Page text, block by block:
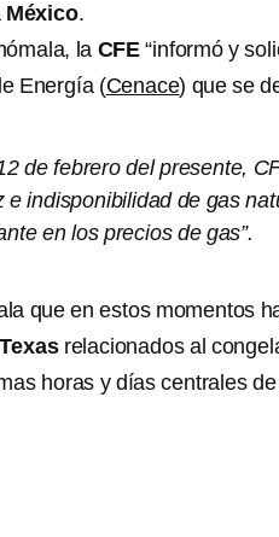
México.
la CFE “informó y
Energía (Cenace) que se
de febrero del presente,
e indisponibilidad de gas
en los precios de gas”.
que en estos momentos
Texasrelacionados al
horas y días centrales